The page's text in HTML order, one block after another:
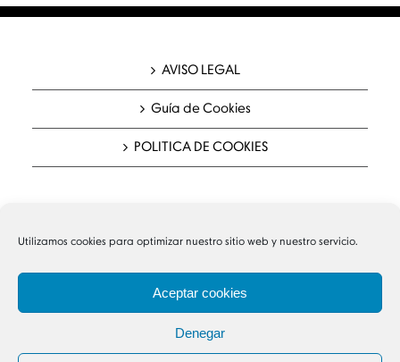
Utilizamos cookies para optimizar nuestro sitio web y nuestro servicio.
Aceptar cookies
Denegar
AVISO LEGAL
Guía de Cookies
POLITICA DE COOKIES